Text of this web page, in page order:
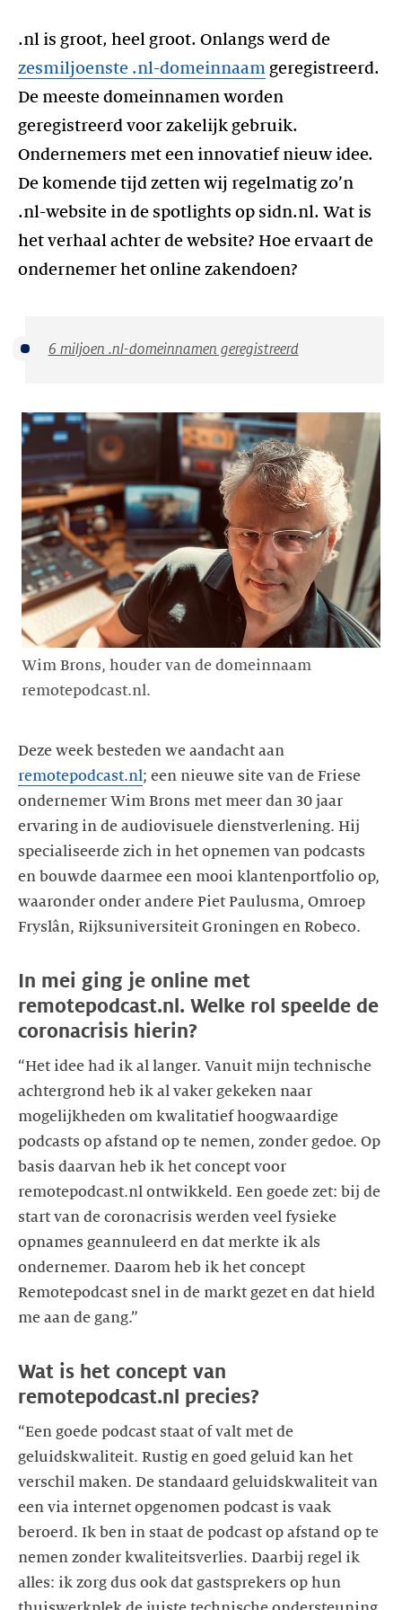
.nl is groot, heel groot. Onlangs werd de
zesmiljoenste .nl-domeinnaam geregistreerd.
De meeste domeinnamen worden
geregistreerd voor zakelijk gebruik.
Ondernemers met een innovatief nieuw idee.
De komende tijd zetten wij regelmatig zo’n
.nl-website in de spotlights op sidn.nl. Wat is
het verhaal achter de website? Hoe ervaart de
6 miljoen .nl-domeinnamen geregistreerd
Wim Brons, houder van de domeinnaam
remotepodcast.nl.
Deze week besteden we aandacht aan
remotepodcast.nl; een nieuwe site van de Friese
ondernemer Wim Brons met meer dan 30 jaar
ervaring in de audiovisuele dienstverlening. Hij
specialiseerde zich in het opnemen van podcasts
en bouwde daarmee een mooi klantenportfolio op,
waaronder onder andere Piet Paulusma, Omroep
Fryslân, Rijksuniversiteit Groningen en Robeco.
In mei ging je online met
remotepodcast.nl. Welke rol speelde de
coronacrisis hierin?
“Het idee had ik al langer. Vanuit mijn technische
achtergrond heb ik al vaker gekeken naar
mogelijkheden om kwalitatief hoogwaardige
podcasts op afstand op te nemen, zonder gedoe. Op
basis daarvan heb ik het concept voor
remotepodcast.nl ontwikkeld. Een goede zet: bij de
start van de coronacrisis werden veel fysieke
opnames geannuleerd en dat merkte ik als
ondernemer. Daarom heb ik het concept
Remotepodcast snel in de markt gezet en dat hield
me aan de gang.”
Wat is het concept van
remotepodcast.nl precies?
“Een goede podcast staat of valt met de
geluidskwaliteit. Rustig en goed geluid kan het
verschil maken. De standaard geluidskwaliteit van
een via internet opgenomen podcast is vaak
beroerd. Ik ben in staat de podcast op afstand op te
nemen zonder kwaliteitsverlies. Daarbij regel ik
alles: ik zorg dus ook dat gastsprekers op hun